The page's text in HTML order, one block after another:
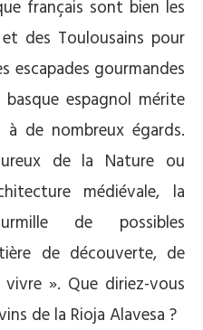
français sont bien les
des Toulousains pour
escapades gourmandes
espagnol mérite
de nombreux égards.
de la Nature ou
médiévale, la
de possibles
de découverte, de
». Que diriez-vous
de la Rioja Alavesa ?